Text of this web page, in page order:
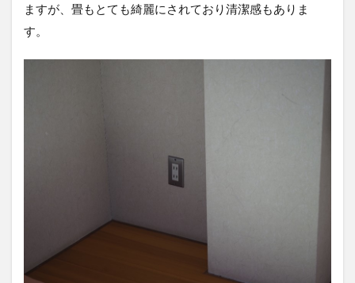
ますが、畳もとても綺麗にされており清潔感もありま
す。